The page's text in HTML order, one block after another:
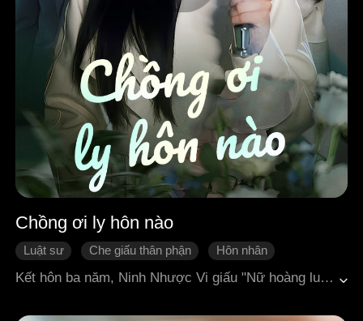
Chồng ơi ly hôn nào
Luật sư Che giấu thân phận
Hôn nhân
Hối hận
Ngôn tình hiện đại
Kết hôn ba năm, Ninh Nhược Vi giấu "Nữ hoàng luật pháp Vi Vi An" của mình trong gian bếp, cam lòng trở thành người phụ nữ đứng sau Phó Nghiễn Tu. Khi mối tình đầu của anh Giang Du Ninh quay lại, anh vì giúp cô ta giải quyết vụ ly hôn mà ngày đêm lao lực, nhưng lại chẳng nhìn thấy nỗi cô đơn của vợ mình. Một buổi tiệc tối, bốn chữ "bà nội trợ gia đình" khiến Ninh Nhược Vi bừng tỉnh: cô từng là người rực rỡ đến nhường nào.Cô để lại một bức thư, rời khỏi nhà, quay lại văn phòng luật sư, thắng thêm những vụ án khó và trở về trong hào quang. Lúc ấy, Phó Nghiễn Tu mới nhận ra người đối thủ mà anh ngưỡng mộ bấy lâu nay lại chính là người vợ mà anh từng xem nhẹ. Ninh Nhược Vi mỉm cười: "Trước tiên, phải yêu bản thân, rồi mới có thể yêu người khác." Từ đó, khi gặp lại nhau trước tòa, cô là đối thủ của anh chứ không còn là cái bóng sau lưng anh nữa.